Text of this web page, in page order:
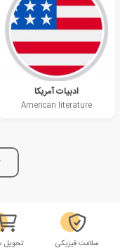
ادبیات آمریکا
American literature
سلامت فیزیکی تحویل